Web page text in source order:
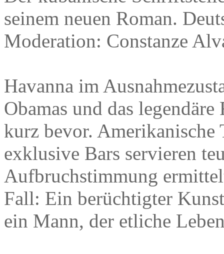
seinem neuen Roman.
Moderation: Constanze
Havanna im
Obamas und das
kurz bevor. Amerikanische
exklusive Bars servieren
Aufbruchstimmung
Fall: Ein berüchtigter
ein Mann, der etliche